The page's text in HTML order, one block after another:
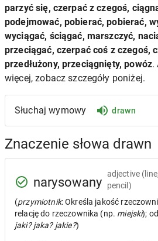
parzyć się, czerpać z czegoś,
podejmować, pobierać, pobierać,
wyciągać, ściągać, marszczyć,
przeciągać, czerpać coś z czegoś,
przedłużony, przeciągnięty, powóz.
więcej, zobacz szczegóły poniżej.
Słuchaj wymowy drawn
Znaczenie słowa drawn
narysowany
adjective
pencil)
(przymiotnik: Określa jakość
relację do rzeczownika (np. miejski);
jaki? jaka? jakie?)